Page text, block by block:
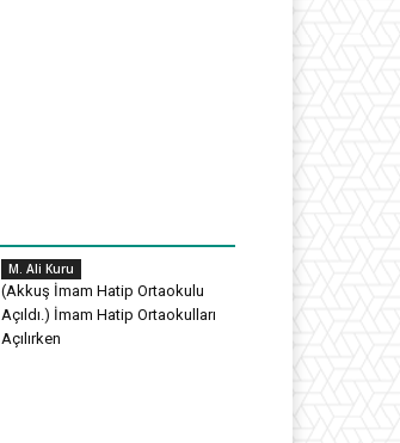
M. Ali Kuru
(Akkuş İmam Hatip Ortaokulu
Açıldı.) İmam Hatip Ortaokulları
Açılırken